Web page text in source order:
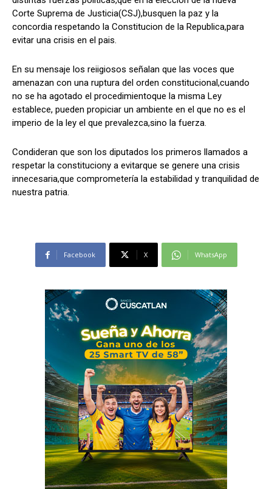
Comparta
Facebook X WhatsApp
Síganos
Comparta
Facebook X WhatsApp
Síganos
Corte Suprema de Justicia(CSJ),busquen la paz y la
concordia respetando la Constitucion de la Republica,para
evitar una crisis en el pais.
En su mensaje los reiigiosos señalan que las voces que
amenazan con una ruptura del orden constitucional,cuando
no se ha agotado el procedimientoque la misma Ley
establece, pueden propiciar un ambiente en el que no es el
imperio de la ley el que prevalezca,sino la fuerza.
Condideran que son los diputados los primeros llamados a
respetar la constituciony a evitarque se genere una crisis
innecesaria,que comprometería la estabilidad y tranquilidad de
nuestra patria.
Facebook X WhatsApp